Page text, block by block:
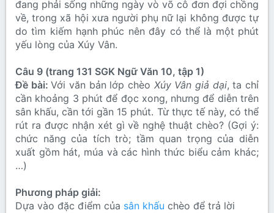
đang phải sống những ngày vò võ cô đơn đợi chồng
về, trong xã hội xưa người phụ nữ lại không được tự
do tìm kiếm hạnh phúc nên đây có thể là một phút
yếu lòng của Xúy Vân.
Câu 9 (trang 131 SGK Ngữ Văn 10, tập 1)
Đề bài:Với văn bản lớp chèo Xúy Vân giả dại, ta chỉ
cần khoảng 3 phút để đọc xong, nhưng để diễn trên
sân khấu, cần tới gần 15 phút. Từ thực tế này, có thể
rút ra được nhận xét gì về nghệ thuật chèo? (Gợi ý:
chức năng của tích trò; tầm quan trọng của diễn
xuất gồm hát, múa và các hình thức biểu cảm khác;
…)
Phương pháp giải:
Dựa vào đặc điểm của sân khấu chèo để trả lời